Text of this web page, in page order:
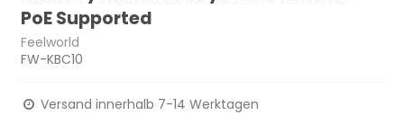
PoE Supported
Feelworld
FW-KBC10
Versand innerhalb 7-14 Werktagen